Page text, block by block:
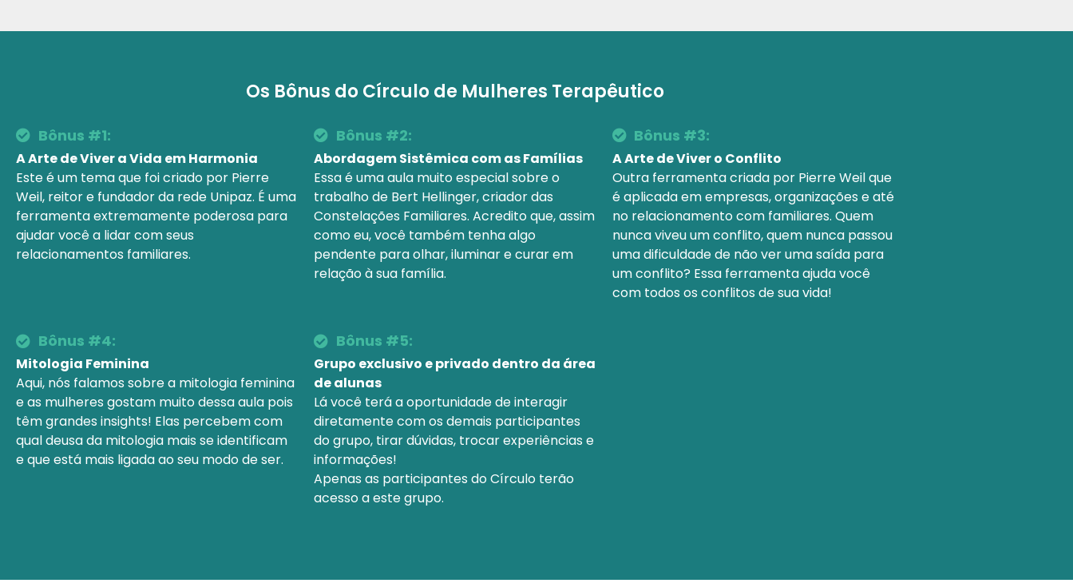
Os Bônus do Círculo de Mulheres Terapêutico
Bônus #1:​
A Arte de Viver a Vida em Harmonia
Este é um tema que foi criado por Pierre
Weil, reitor e fundador da rede Unipaz. É uma
ferramenta extremamente poderosa para
ajudar você a lidar com seus
relacionamentos familiares.
Bônus #2:​
Abordagem Sistêmica com as Famílias
Essa é uma aula muito especial sobre o
trabalho de Bert Hellinger, criador das
Constelações Familiares. Acredito que, assim
como eu, você também tenha algo
pendente para olhar, iluminar e curar em
relação à sua família.
Bônus #3:​
A Arte de Viver o Conflito
Outra ferramenta criada por Pierre Weil que
é aplicada em empresas, organizações e até
no relacionamento com familiares. Quem
nunca viveu um conflito, quem nunca passou
uma dificuldade de não ver uma saída para
um conflito? Essa ferramenta ajuda você
com todos os conflitos de sua vida!
Bônus #4:​
Mitologia Feminina
Aqui, nós falamos sobre a mitologia feminina
e as mulheres gostam muito dessa aula pois
têm grandes insights! Elas percebem com
qual deusa da mitologia mais se identificam
e que está mais ligada ao seu modo de ser.
Bônus #5:​
Grupo exclusivo e privado dentro da área
de alunas
Lá você terá a oportunidade de interagir
diretamente com os demais participantes
do grupo, tirar dúvidas, trocar experiências e
informações!
Apenas as participantes do Círculo terão
acesso a este grupo.